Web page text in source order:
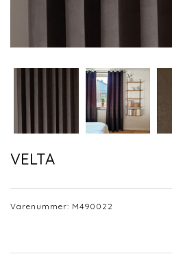
VELTA
Varenummer: M490022